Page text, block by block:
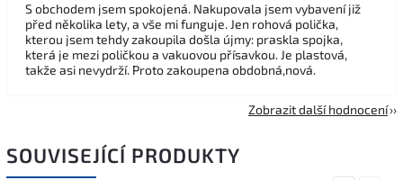
S obchodem jsem spokojená. Nakupovala jsem vybavení již
před několika lety, a vše mi funguje. Jen rohová polička,
kterou jsem tehdy zakoupila došla újmy: praskla spojka,
která je mezi poličkou a vakuovou přísavkou. Je plastová,
takže asi nevydrží. Proto zakoupena obdobná,nová.
Zobrazit další hodnocení
SOUVISEJÍCÍ PRODUKTY